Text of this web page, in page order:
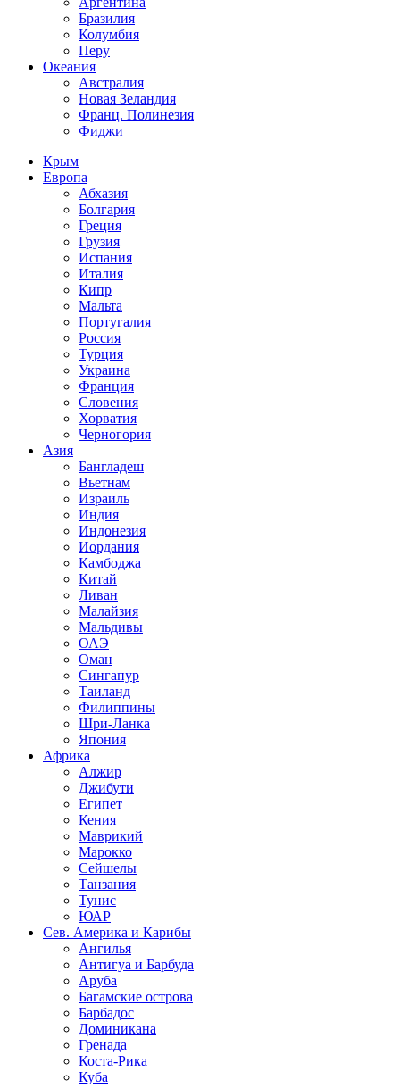
Бразилия
Колумбия
Перу
Океания
Австралия
Новая Зеландия
Франц. Полинезия
Фиджи
Крым
Европа
Абхазия
Болгария
Греция
Грузия
Испания
Италия
Кипр
Мальта
Португалия
Россия
Турция
Украина
Франция
Словения
Хорватия
Черногория
Азия
Бангладеш
Вьетнам
Израиль
Индия
Индонезия
Иордания
Камбоджа
Китай
Ливан
Малайзия
Мальдивы
ОАЭ
Оман
Сингапур
Таиланд
Филиппины
Шри-Ланка
Япония
Африка
Алжир
Джибути
Египет
Кения
Маврикий
Марокко
Сейшелы
Танзания
Тунис
ЮАР
Сев. Америка и Карибы
Ангилья
Антигуа и Барбуда
Аруба
Багамские острова
Барбадос
Доминикана
Гренада
Коста-Рика
Куба